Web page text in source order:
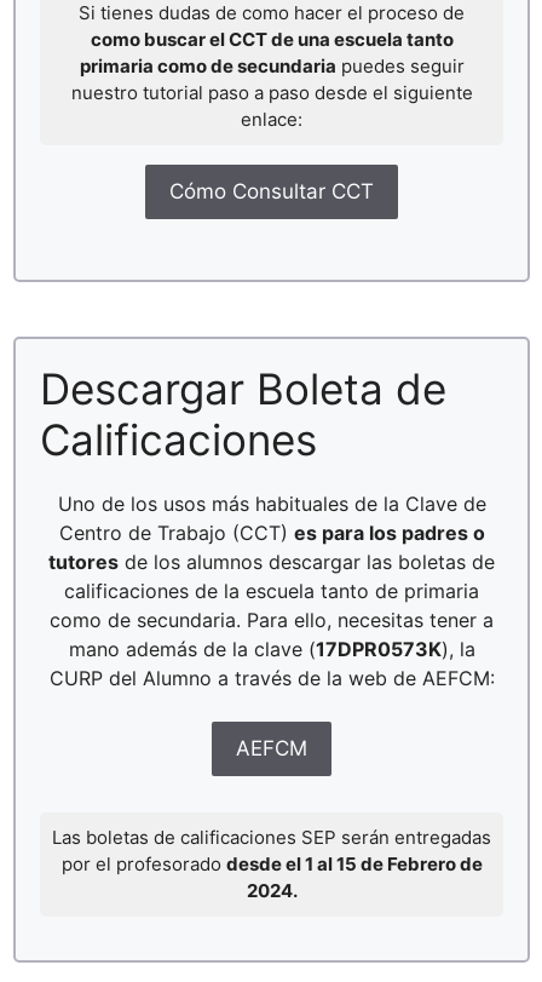
Si tienes dudas de como hacer el proceso de
como buscar el CCT de una escuela tanto
primaria como de secundaria puedes seguir
nuestro tutorial paso a paso desde el siguiente
enlace:
Cómo Consultar CCT
Descargar Boleta de
Calificaciones
Uno de los usos más habituales de la Clave de
Centro de Trabajo (CCT) es para los padres o
tutores de los alumnos descargar las boletas de
calificaciones de la escuela tanto de primaria
como de secundaria. Para ello, necesitas tener a
mano además de la clave (17DPR0573K), la
CURP del Alumno a través de la web de AEFCM:
AEFCM
Las boletas de calificaciones SEP serán entregadas
por el profesorado desde el 1 al 15 de Febrero de
2024.